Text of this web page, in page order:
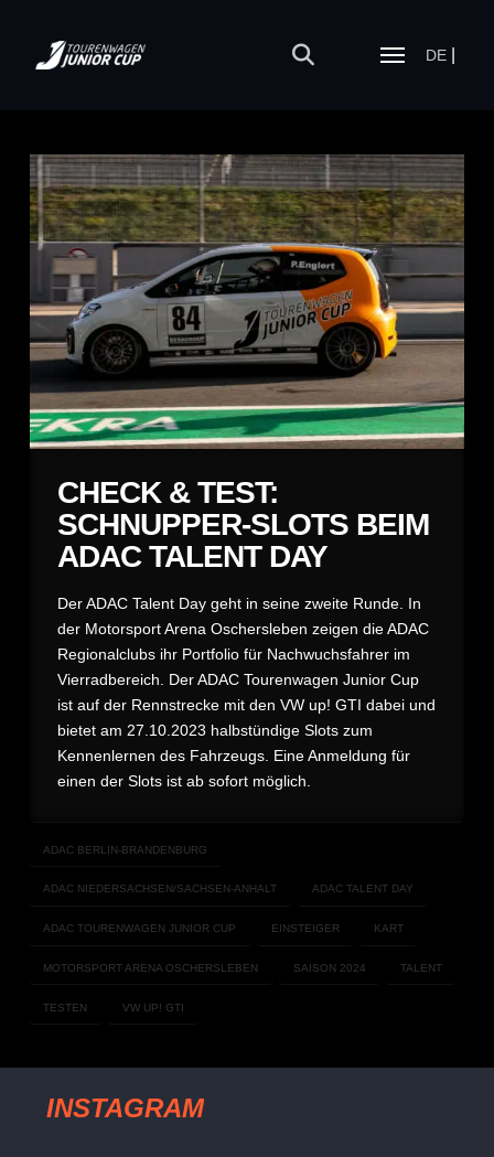
DE
CHECK & TEST:
SCHNUPPER-SLOTS BEIM
ADAC TALENT DAY
Der ADAC Talent Day geht in seine zweite Runde. In
der Motorsport Arena Oschersleben zeigen die ADAC
Regionalclubs ihr Portfolio für Nachwuchsfahrer im
Vierradbereich. Der ADAC Tourenwagen Junior Cup
ist auf der Rennstrecke mit den VW up! GTI dabei und
bietet am 27.10.2023 halbstündige Slots zum
Kennenlernen des Fahrzeugs. Eine Anmeldung für
einen der Slots ist ab sofort möglich.
ADAC BERLIN-BRANDENBURG
ADAC NIEDERSACHSEN/SACHSEN-ANHALT ADAC TALENT DAY
ADAC TOURENWAGEN JUNIOR CUP EINSTEIGER KART
MOTORSPORT ARENA OSCHERSLEBEN SAISON 2024 TALENT
TESTEN VW UP! GTI
INSTAGRAM